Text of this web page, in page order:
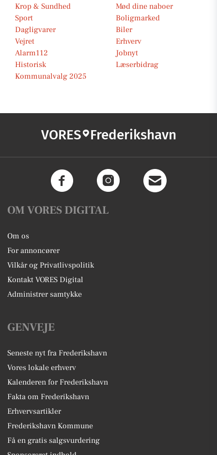
Krop & Sundhed
Mød dine naboer
Sport
Boligmarked
Dagligvarer
Biler
Vejret
Erhverv
Alarm112
Jobnyt
Historisk
Læserbidrag
Kommunalvalg 2025
VORES Frederikshavn
OM VORES DIGITAL
Om os
For annoncører
Vilkår og Privatlivspolitik
Kontakt VORES Digital
Administrer samtykke
GENVEJE
Seneste nyt fra Frederikshavn
Vores lokale erhverv
Kalenderen for Frederikshavn
Fakta om Frederikshavn
Erhvervsartikler
Frederikshavn Kommune
Få en gratis salgsvurdering